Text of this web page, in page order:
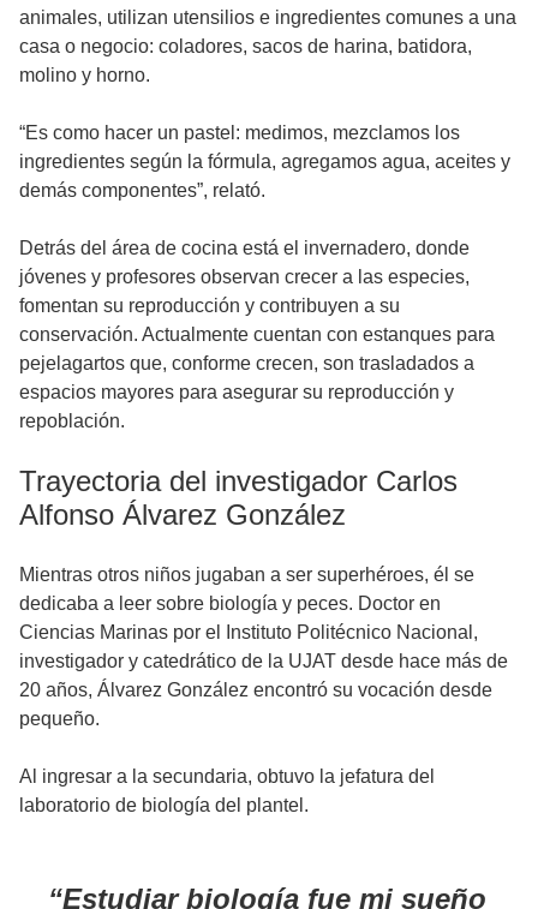
animales, utilizan utensilios e ingredientes comunes a una
casa o negocio: coladores, sacos de harina, batidora,
molino y horno.
“Es como hacer un pastel: medimos, mezclamos los
ingredientes según la fórmula, agregamos agua, aceites y
demás componentes”, relató.
Detrás del área de cocina está el invernadero, donde
jóvenes y profesores observan crecer a las especies,
fomentan su reproducción y contribuyen a su
conservación. Actualmente cuentan con estanques para
pejelagartos que, conforme crecen, son trasladados a
espacios mayores para asegurar su reproducción y
repoblación.
Trayectoria del investigador Carlos
Alfonso Álvarez González
Mientras otros niños jugaban a ser superhéroes, él se
dedicaba a leer sobre biología y peces. Doctor en
Ciencias Marinas por el Instituto Politécnico Nacional,
investigador y catedrático de la UJAT desde hace más de
20 años, Álvarez González encontró su vocación desde
pequeño.
Al ingresar a la secundaria, obtuvo la jefatura del
laboratorio de biología del plantel.
Estudiar biología fue mi sueño